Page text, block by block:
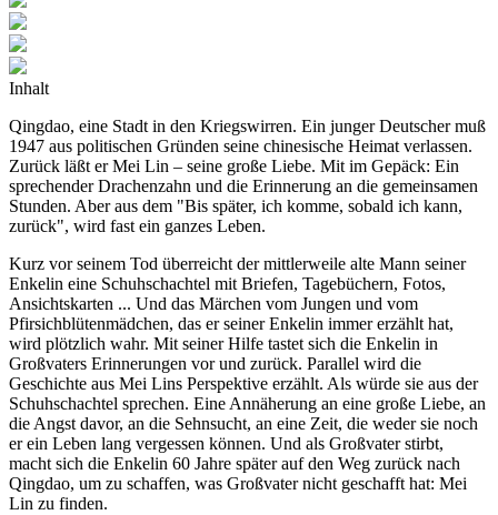
Inhalt
Qingdao, eine Stadt in den Kriegswirren. Ein junger Deutscher muß
1947 aus politischen Gründen seine chinesische Heimat verlassen.
Zurück läßt er Mei Lin – seine große Liebe. Mit im Gepäck: Ein
sprechender Drachenzahn und die Erinnerung an die gemeinsamen
Stunden. Aber aus dem "Bis später, ich komme, sobald ich kann,
zurück", wird fast ein ganzes Leben.
Kurz vor seinem Tod überreicht der mittlerweile alte Mann seiner
Enkelin eine Schuhschachtel mit Briefen, Tagebüchern, Fotos,
Ansichtskarten ... Und das Märchen vom Jungen und vom
Pfirsichblütenmädchen, das er seiner Enkelin immer erzählt hat,
wird plötzlich wahr. Mit seiner Hilfe tastet sich die Enkelin in
Großvaters Erinnerungen vor und zurück. Parallel wird die
Geschichte aus Mei Lins Perspektive erzählt. Als würde sie aus der
Schuhschachtel sprechen. Eine Annäherung an eine große Liebe, an
die Angst davor, an die Sehnsucht, an eine Zeit, die weder sie noch
er ein Leben lang vergessen können. Und als Großvater stirbt,
macht sich die Enkelin 60 Jahre später auf den Weg zurück nach
Qingdao, um zu schaffen, was Großvater nicht geschafft hat: Mei
Lin zu finden.